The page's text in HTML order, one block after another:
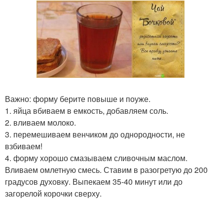
Важно: форму берите повыше и поуже.
1. яйца вбиваем в емкость, добавляем соль.
2. вливаем молоко.
3. перемешиваем венчиком до однородности, не
взбиваем!
4. форму хорошо смазываем сливочным маслом.
Вливаем омлетную смесь. Ставим в разогретую до 200
градусов духовку. Выпекаем 35-40 минут или до
загорелой корочки сверху.